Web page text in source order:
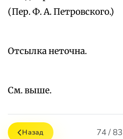
(Пер. Ф. А. Петровского.)
Отсылка неточна.
См. выше.
Назад 74 / 83